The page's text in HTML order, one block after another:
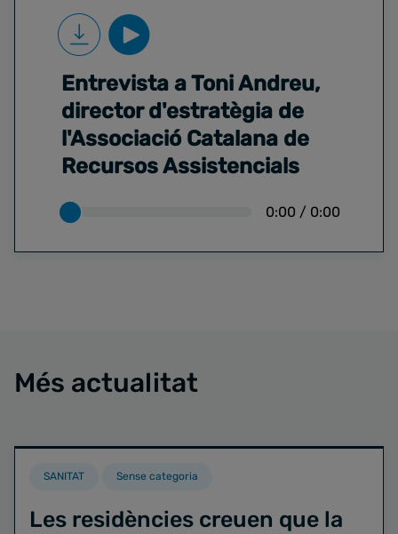
Entrevista a Toni Andreu,
director d'estratègia de
l'Associació Catalana de
Recursos Assistencials
0:00 / 0:00
Més actualitat
SANITAT Sense categoria
Les residències creuen que la